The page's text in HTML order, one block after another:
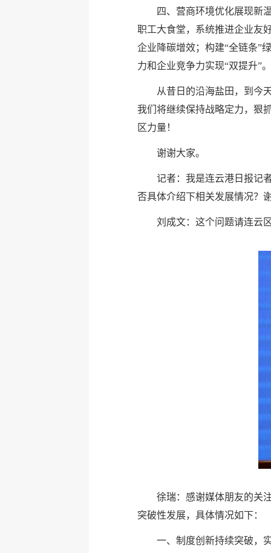
四、营商环境优化展现新
职工大食堂，系统推进企业友
企业降碳增效；构建“全链条”
力和企业竞争力实现“双提升”。
从昔日的沿海盐田，到今
我们将继续保持战略定力，狠
区力量！
谢谢大家。
记者：我是连云港日报记
否具体介绍下相关发展情况？
刘成文：这个问题请连云
徐瑞：感谢媒体朋友的关
突破性发展，具体情况如下：
一、制度创新持续突破，